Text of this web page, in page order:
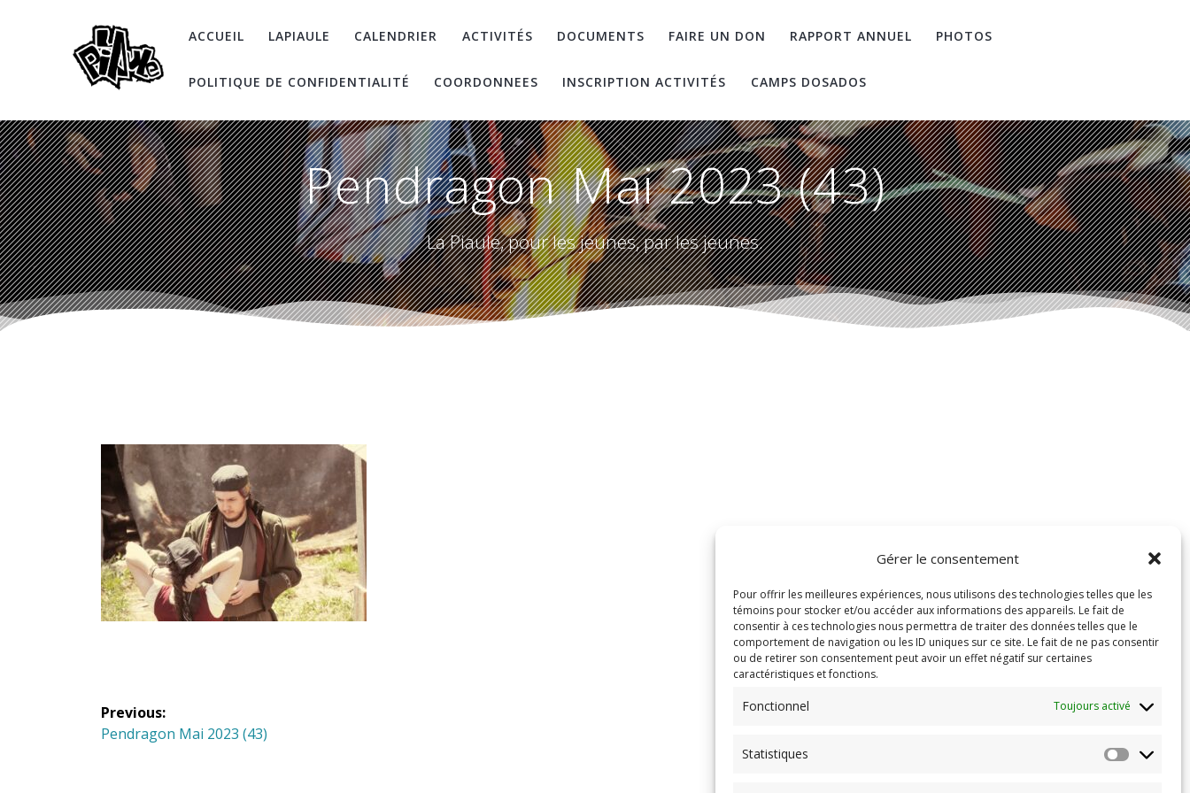
Gérer le consentement
Pour offrir les meilleures expériences, nous utilisons des technologies telles que les
témoins pour stocker et/ou accéder aux informations des appareils. Le fait de
consentir à ces technologies nous permettra de traiter des données telles que le
comportement de navigation ou les ID uniques sur ce site. Le fait de ne pas consentir
ou de retirer son consentement peut avoir un effet négatif sur certaines
caractéristiques et fonctions.
Fonctionnel Toujours activé
Statistiques
ACCUEIL LAPIAULE CALENDRIER ACTIVITÉS DOCUMENTS FAIRE UN DON RAPPORT ANNUEL PHOTOS
POLITIQUE DE CONFIDENTIALITÉ COORDONNEES INSCRIPTION ACTIVITÉS CAMPS DOSADOS
Pendragon Mai 2023 (43)
La Piaule, pour les jeunes, par les jeunes.
Navigation
de
Previous:
Previous
Pendragon Mai 2023 (43)